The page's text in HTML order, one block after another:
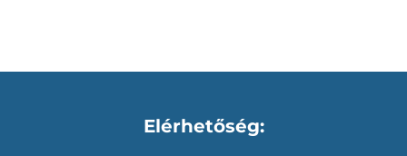
Elérhetőség: